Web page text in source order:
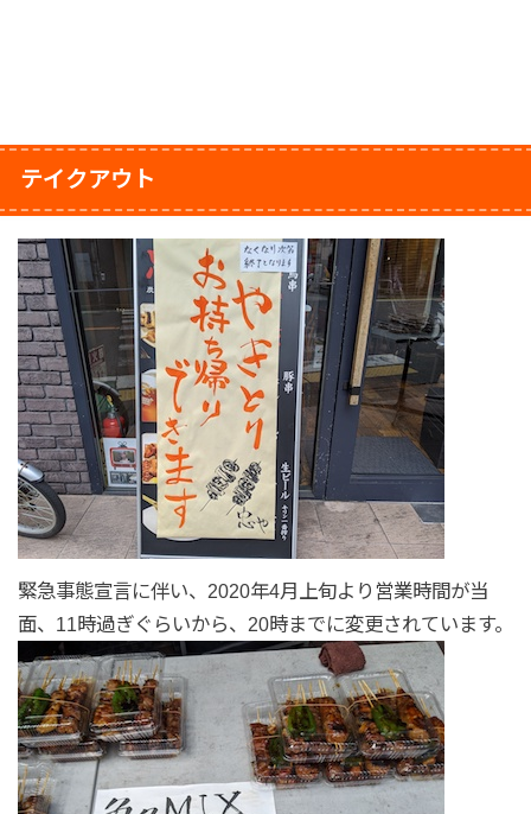
テイクアウト
緊急事態宣言に伴い、2020年4月上旬より営業時間が当
面、11時過ぎぐらいから、20時までに変更されています。